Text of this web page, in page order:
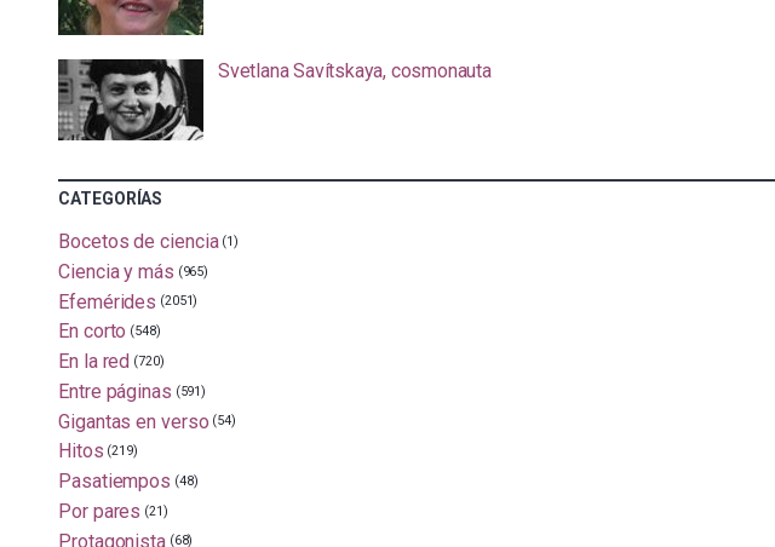
Svetlana Savítskaya, cosmonauta
CATEGORÍAS
Bocetos de ciencia (1)
Ciencia y más (965)
Efemérides (2051)
En corto (548)
En la red (720)
Entre páginas (591)
Gigantas en verso (54)
Hitos (219)
Pasatiempos (48)
Por pares (21)
Protagonista (68)